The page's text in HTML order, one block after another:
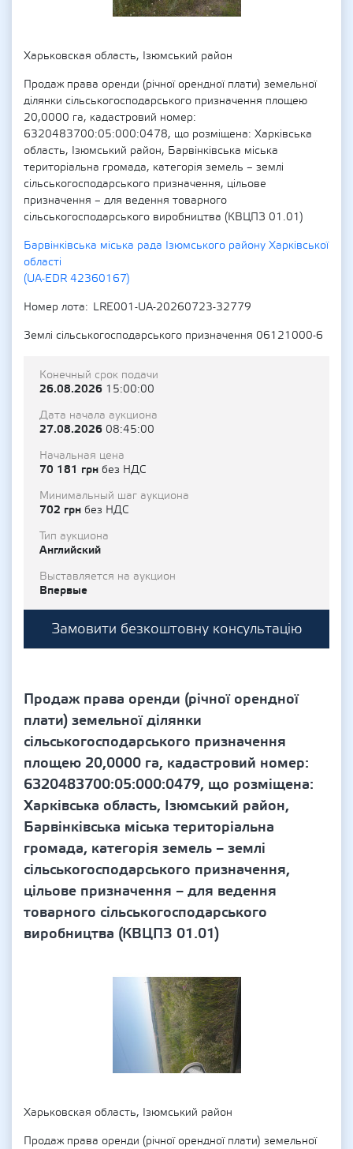
Харьковская область, Ізюмський район
Продаж права оренди (річної орендної плати) земельної
ділянки сільськогосподарського призначення площею
20,0000 га, кадастровий номер:
6320483700:05:000:0478, що розміщена: Харківська
область, Ізюмський район, Барвінківська міська
територіальна громада, категорія земель – землі
сільськогосподарського призначення, цільове
призначення – для ведення товарного
сільськогосподарського виробництва (КВЦПЗ 01.01)
Барвінківська міська рада Ізюмського району Харківської
області
(UA-EDR 42360167)
Номер лота
LRE001-UA-20260723-32779
Землі сільськогосподарського призначення 06121000-6
Конечный срок подачи
26.08.2026 15:00:00
Дата начала аукциона
27.08.2026 08:45:00
Начальная цена
70 181 грн без НДС
Минимальный шаг аукциона
702 грн без НДС
Тип аукциона
Английский
Выставляется на аукцион
Впервые
Замовити безкоштовну консультацію
Продаж права оренди (річної орендної
плати) земельної ділянки
сільськогосподарського призначення
площею 20,0000 га, кадастровий номер:
6320483700:05:000:0479, що розміщена:
Харківська область, Ізюмський район,
Барвінківська міська територіальна
громада, категорія земель – землі
сільськогосподарського призначення,
цільове призначення – для ведення
товарного сільськогосподарського
виробництва (КВЦПЗ 01.01)
Харьковская область, Ізюмський район
Продаж права оренди (річної орендної плати) земельної